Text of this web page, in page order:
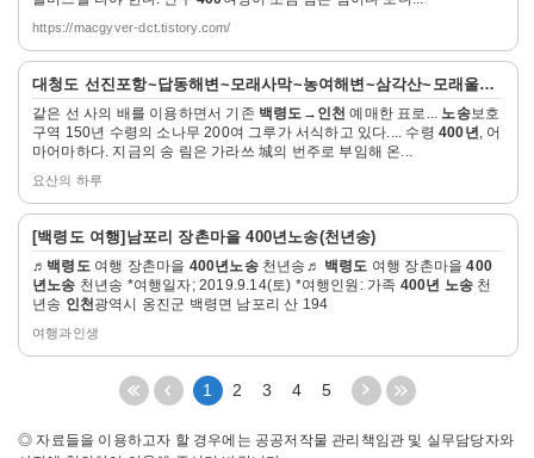
https://macgyver-dct.tistory.com/
대청도 선진포항~답동해변~모래사막~농여해변~삼각산~모래울동~광....
같은 선 사의 배를 이용하면서 기존 백령도 → 인천 예매한 표로... 노송보호
구역 150년 수령의 소나무 200여 그루가 서식하고 있다.... 수령 400년, 어
마어마하다. 지금의 송 림은 가라쓰 城의 번주로 부임해 온...
요산의 하루
자
세
[백령도여행]남포리 장촌마을400년노송(천년송)
♬ 백령도여행 장촌마을 400년노송천년송♬ 백령도 여행 장촌마을400
년노송 천년송 *여행일자; 2019.9.14(토) *여행인원: 가족 400년 노송천
년송 인천광역시 옹진군 백령면 남포리 산 194
여행과인생
자
세
처
음
이
이
전
페
1 2 3 4 5
다
음
페
끝
페
지
◎ 자료들을 이용하고자 할 경우에는 공공저작물 관리책임관 및 실무담당자와